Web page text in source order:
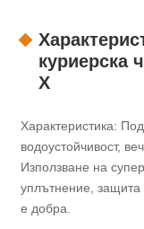
куриерска
X
Характеристика:
водоустойчивост,
Използване на
уплътнение, защита
е добра.